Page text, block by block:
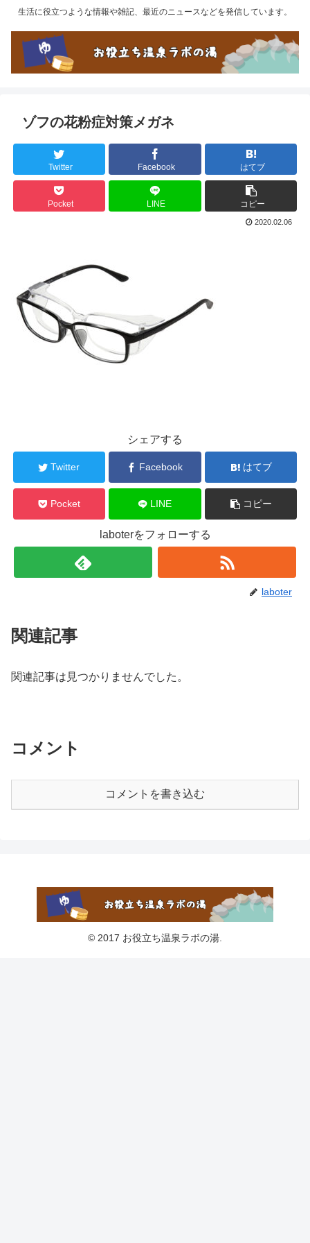
生活に役立つような情報や雑記、最近のニュースなどを発信しています。
ゾフの花粉症対策メガネ
Twitter Facebook はてブ
Pocket LINE コピー
2020.02.06
シェアする
Twitter Facebook はてブ
Pocket LINE コピー
laboterをフォローする
laboter
関連記事
関連記事は見つかりませんでした。
コメント
コメントを書き込む
© 2017 お役立ち温泉ラボの湯.